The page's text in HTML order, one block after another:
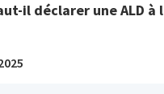
il déclarer une ALD à